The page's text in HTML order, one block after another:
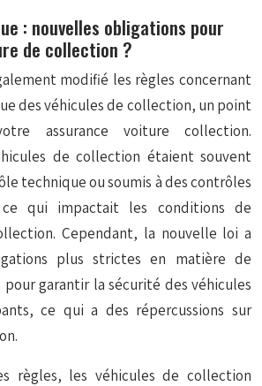
: nouvelles obligations pour
de collection ?
modifié les règles concernant
des véhicules de collection, un point
assurance voiture collection.
de collection étaient souvent
technique ou soumis à des contrôles
qui impactait les conditions de
Cependant, la nouvelle loi a
plus strictes en matière de
garantir la sécurité des véhicules
ce qui a des répercussions sur
règles, les véhicules de collection